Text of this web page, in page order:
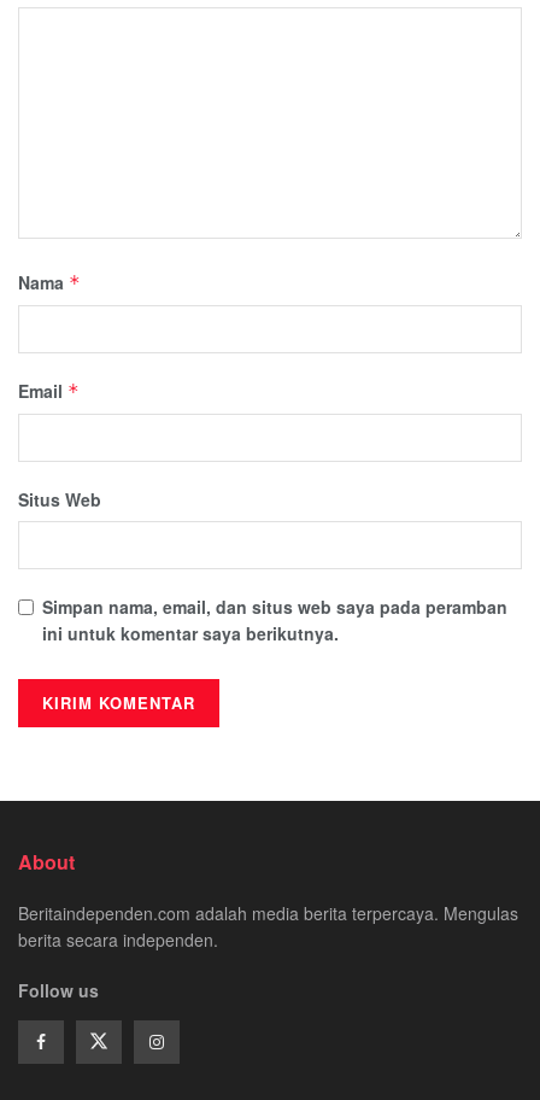
Nama *
Email *
Situs Web
Simpan nama, email, dan situs web saya pada peramban
ini untuk komentar saya berikutnya.
About
Beritaindependen.com adalah media berita terpercaya. Mengulas
berita secara independen.
Follow us